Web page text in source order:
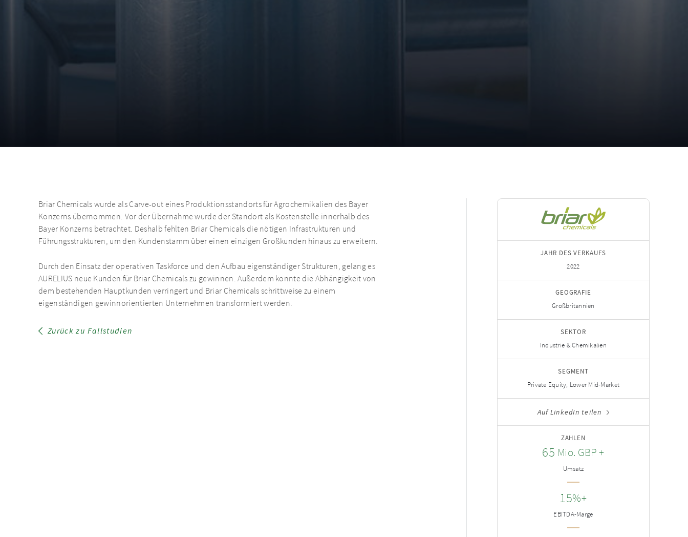
Briar Chemicals wurde als Carve-out eines Produktionsstandorts für Agrochemikalien des Bayer
Konzerns übernommen. Vor der Übernahme wurde der Standort als Kostenstelle innerhalb des
Bayer Konzerns betrachtet. Deshalb fehlten Briar Chemicals die nötigen Infrastrukturen und
Führungsstrukturen, um den Kundenstamm über einen einzigen Großkunden hinaus zu erweitern.
Durch den Einsatz der operativen Taskforce und den Aufbau eigenständiger Strukturen, gelang es
AURELIUS neue Kunden für Briar Chemicals zu gewinnen. Außerdem konnte die Abhängigkeit von
dem bestehenden Hauptkunden verringert und Briar Chemicals schrittweise zu einem
eigenständigen gewinnorientierten Unternehmen transformiert werden.
Zurück zu Fallstudien
JAHR DES VERKAUFS
2022
GEOGRAFIE
Großbritannien
SEKTOR
Industrie & Chemikalien
SEGMENT
Private Equity, Lower Mid-Market
Auf LinkedIn teilen
ZAHLEN
65 Mio. GBP +
Umsatz
15%+
EBITDA-Marge